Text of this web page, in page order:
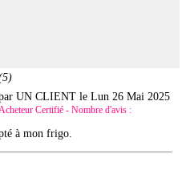
5)
UN CLIENT leLun 26 Mai 2025
Certifié - Nombre d'avis :
à mon frigo.